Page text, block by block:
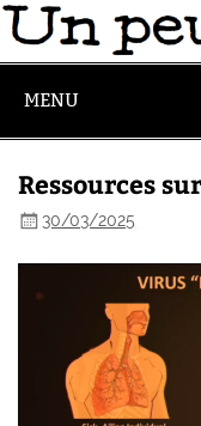
MENU
Ressources
30/03/2025